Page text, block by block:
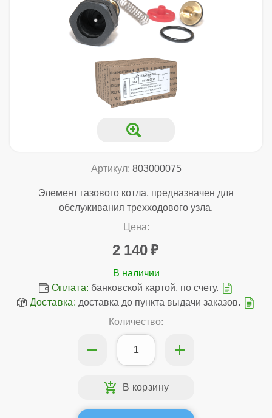
Артикул: 803000075
Элемент газового котла, предназначен для
обслуживания трехходового узла.
Цена:
2 140
Оплата: банковской картой, по счету.
Доставка: доставка до пункта выдачи заказов.
Количество: